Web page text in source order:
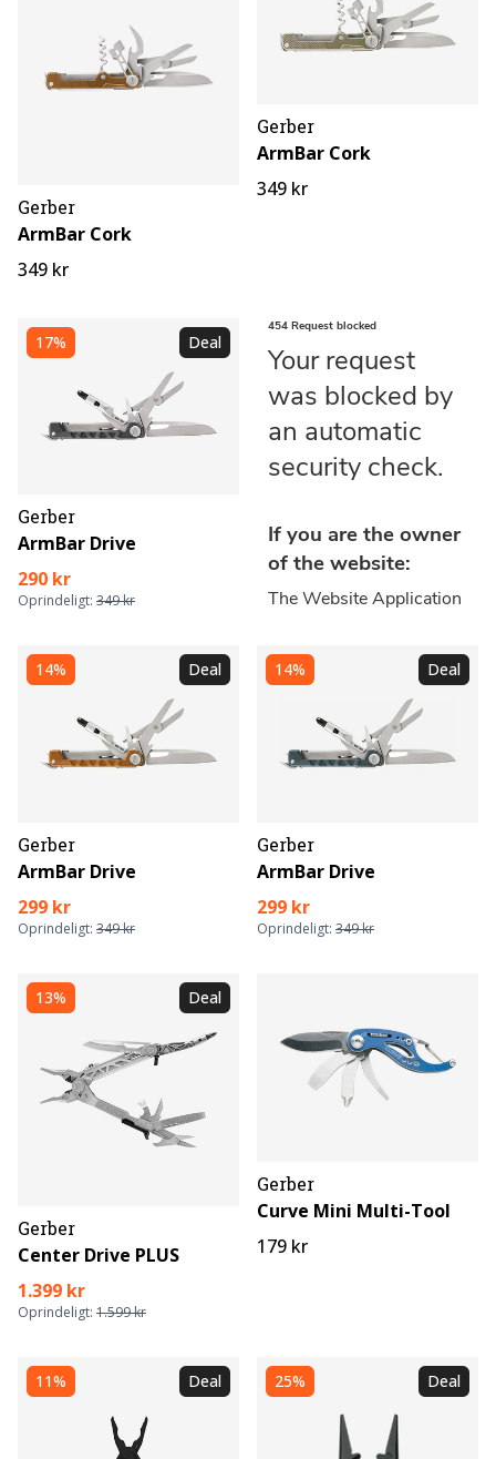
Gerber
ArmBar Cork
349 kr
Gerber
ArmBar Cork
349 kr
17% Deal
Gerber
ArmBar Drive
290 kr
Oprindeligt: 349 kr
14% Deal
Gerber
ArmBar Drive
299 kr
Oprindeligt: 349 kr
14% Deal
Gerber
ArmBar Drive
299 kr
Oprindeligt: 349 kr
13% Deal
Gerber
Center Drive PLUS
1.399 kr
Oprindeligt: 1.599 kr
Gerber
Curve Mini Multi-Tool
179 kr
11% Deal 25% Deal